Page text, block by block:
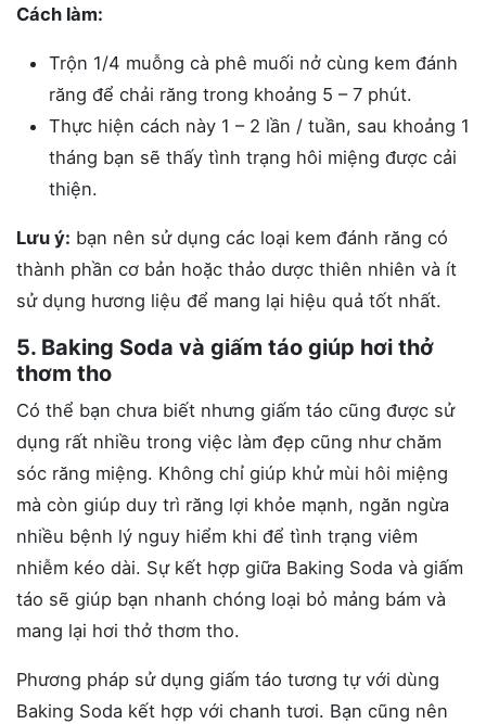
Cách làm:
Trộn 1/4 muỗng cà phê muối nở cùng kem đánh
răng để chải răng trong khoảng 5 – 7 phút.
Thực hiện cách này 1 – 2 lần / tuần, sau khoảng 1
tháng bạn sẽ thấy tình trạng hôi miệng được cải
thiện.
Lưu ý: bạn nên sử dụng các loại kem đánh răng có
thành phần cơ bản hoặc thảo dược thiên nhiên và ít
sử dụng hương liệu để mang lại hiệu quả tốt nhất.
5. Baking Soda và giấm táo giúp hơi thở
thơm tho
Có thể bạn chưa biết nhưng giấm táo cũng được sử
dụng rất nhiều trong việc làm đẹp cũng như chăm
sóc răng miệng. Không chỉ giúp khử mùi hôi miệng
mà còn giúp duy trì răng lợi khỏe mạnh, ngăn ngừa
nhiều bệnh lý nguy hiểm khi để tình trạng viêm
nhiễm kéo dài. Sự kết hợp giữa Baking Soda và giấm
táo sẽ giúp bạn nhanh chóng loại bỏ mảng bám và
mang lại hơi thở thơm tho.
Phương pháp sử dụng giấm táo tương tự với dùng
Baking Soda kết hợp với chanh tươi. Bạn cũng nên